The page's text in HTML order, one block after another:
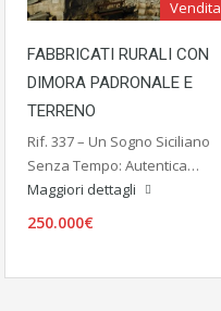
Vendita
FABBRICATI RURALI CON
DIMORA PADRONALE E
TERRENO
Rif. 337 – Un Sogno Siciliano
Senza Tempo: Autentica…
Maggiori dettagli
250.000€